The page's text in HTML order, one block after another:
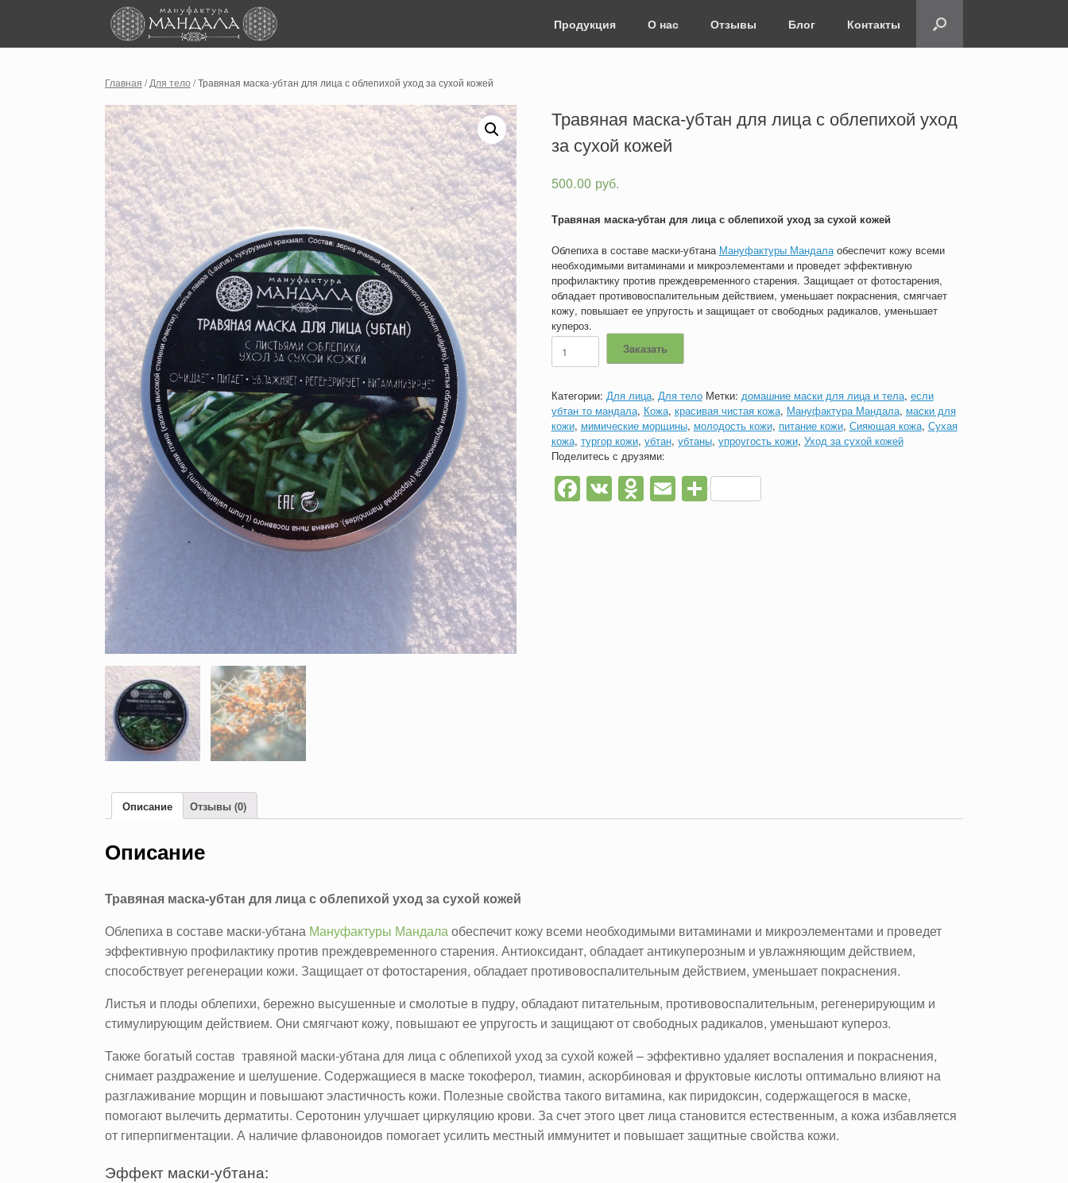
Продукция О нас Отзывы Блог Контакты
Главная /Для тело / Травяная маска-убтан для лица с облепихой уход за сухой кожей
Травяная маска-убтан для лица с облепихой уход
за сухой кожей
500.00руб.
Травяная маска-убтан для лицас облепихой уход за сухой кожей
Облепиха в составе маски-убтана Мануфактуры Мандалаобеспечит кожу всеми
необходимыми витаминами и микроэлементами и проведет эффективную
профилактику против преждевременного старения. Защищает от фотостарения,
обладает противовоспалительным действием, уменьшает покраснения, смягчает
кожу, повышает ее упругость и защищает от свободных радикалов, уменьшает
купероз.
Количество
товара
Травяная
убтан
для
лица
с
облепихой
уход
за
сухой
Заказать
Категории: Для лица, Для тело Метки: домашние маски для лица и тела, если
убтан то мандала, Кожа, красивая чистая кожа, Мануфактура Мандала, маски для
кожи, мимические морщины, молодость кожи, питание кожи, Сияющая кожа, Сухая
кожа, тургор кожи, убтан, убтаны, упроугость кожи, Уход за сухой кожей
Поделитесь с друзями:
Facebook
VKOdnoklassniki
EmailОтправить
Описание Отзывы (0)
Описание
Травяная маска-убтан для лицас облепихой уход за сухой кожей
Облепиха в составе маски-убтана Мануфактуры Мандалаобеспечит кожу всеми необходимыми витаминами и микроэлементами и проведет
эффективную профилактику против преждевременного старения. Антиоксидант, обладает антикуперозным и увлажняющим действием,
способствует регенерации кожи. Защищает от фотостарения, обладает противовоспалительным действием, уменьшает покраснения.
Листья и плоды облепихи, бережно высушенные и смолотые в пудру, обладают питательным, противовоспалительным, регенерирующим и
стимулирующим действием. Они смягчают кожу, повышают ее упругость и защищают от свободных радикалов, уменьшают купероз.
Также богатый состав травяной маски-убтана для лица с облепихой уход за сухой кожей – эффективно удаляет воспаления и покраснения,
снимает раздражение и шелушение. Содержащиеся в маске токоферол, тиамин, аскорбиновая и фруктовые кислоты оптимально влияют на
разглаживание морщин и повышают эластичность кожи. Полезные свойства такого витамина, как пиридоксин, содержащегося в маске,
помогают вылечить дерматиты. Серотонин улучшает циркуляцию крови. За счет этого цвет лица становится естественным, а кожа избавляется
от гиперпигментации. А наличие флавоноидов помогает усилить местный иммунитет и повышает защитные свойства кожи.
Эффект маски-убтана: